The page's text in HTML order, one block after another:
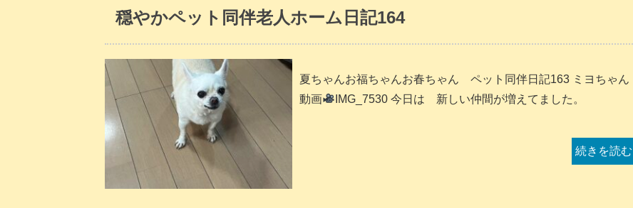
穏やかペット同伴老人ホーム日記164
夏ちゃんお福ちゃんお春ちゃん ペット同伴日記163 ミヨちゃん
動画
IMG_7530 今日は 新しい仲間が増えてました。
続きを読む